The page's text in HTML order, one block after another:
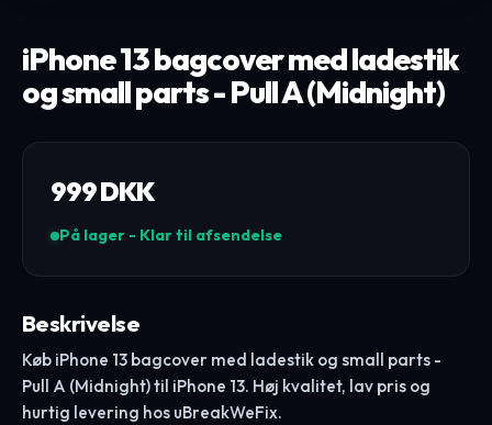
iPhone 13 bagcover med ladestik
og small parts - Pull A (Midnight)
999DKK
På lager - Klar til afsendelse
Beskrivelse
Køb iPhone 13 bagcover med ladestik og small parts -
Pull A (Midnight) til iPhone 13. Høj kvalitet, lav pris og
hurtig levering hos uBreakWeFix.